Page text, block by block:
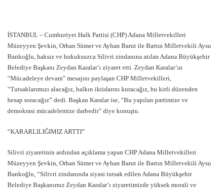
İSTANBUL – Cumhuriyet Halk Partisi (CHP) Adana Milletvekilleri
Müzeyyen Şevkin, Orhan Sümer ve Ayhan Barut ile Bartın Milletvekili Aysu
Bankoğlu, haksız ve hukuksuzca Silivri zindanına atılan Adana Büyükşehir
Belediye Başkanı Zeydan Karalar’ı ziyaret etti. Zeydan Karalar’ın
“Mücadeleye devam” mesajını paylaşan CHP Milletvekilleri,
“Tutsaklarımızı alacağız, halkın iktidarını kuracağız, bu kirli düzenden
hesap soracağız” dedi. Başkan Karalar ise, “Bu yapılan partimize ve
demokrasi mücadelemize darbedir” diye konuştu.
“KARARLILIĞIMIZ ARTTI”
Silivri ziyaretinin ardından açıklama yapan CHP Adana Milletvekilleri
Müzeyyen Şevkin, Orhan Sümer ve Ayhan Barut ile Bartın Milletvekili Aysu
Bankoğlu, “Silivri zindanında siyasi tutsak edilen Adana Büyükşehir
Belediye Başkanımız Zeydan Karalar’ı ziyaretimizde yüksek morali ve